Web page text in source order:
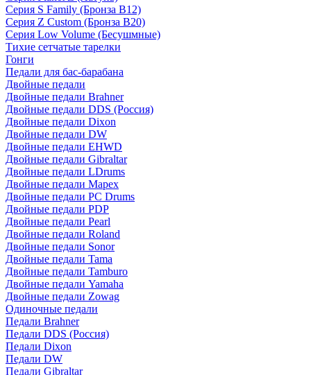
Серия S Family (Бронза B12)
Серия Z Custom (Бронза B20)
Серия Low Volume (Бесушмные)
Тихие сетчатые тарелки
Гонги
Педали для бас-барабана
Двойные педали
Двойные педали Brahner
Двойные педали DDS (Россия)
Двойные педали Dixon
Двойные педали DW
Двойные педали EHWD
Двойные педали Gibraltar
Двойные педали LDrums
Двойные педали Mapex
Двойные педали PC Drums
Двойные педали PDP
Двойные педали Pearl
Двойные педали Roland
Двойные педали Sonor
Двойные педали Tama
Двойные педали Tamburo
Двойные педали Yamaha
Двойные педали Zowag
Одиночные педали
Педали Brahner
Педали DDS (Россия)
Педали Dixon
Педали DW
Педали Gibraltar